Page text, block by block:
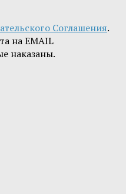
Соглашения.
на EMAIL
наказаны.